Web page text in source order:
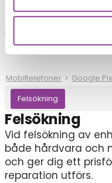
Mobiltelefoner > Google
Felsökning
Felsökning
Vid felsökning av
både hårdvara och
och ger dig ett
reparation utförs.